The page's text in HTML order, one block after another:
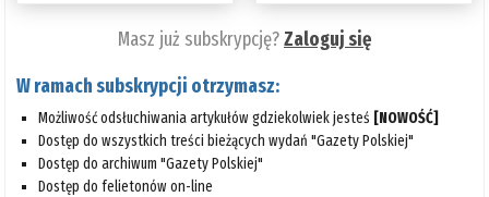
Masz już subskrypcję?Zaloguj się
W ramach subskrypcji otrzymasz:
Możliwość odsłuchiwania artykułów gdziekolwiek jesteś [NOWOŚĆ]
Dostęp do wszystkich treści bieżących wydań "Gazety Polskiej"
Dostęp do archiwum "Gazety Polskiej"
Dostęp do felietonów on-line